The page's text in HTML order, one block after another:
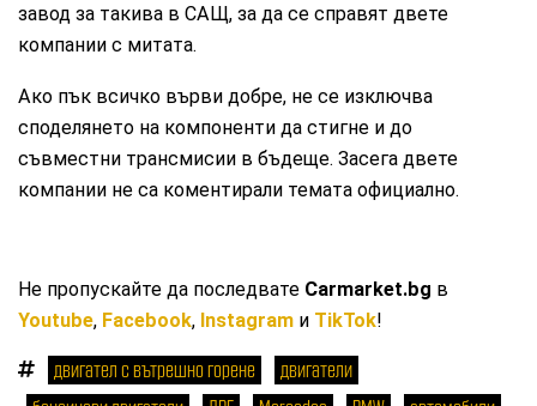
завод за такива в САЩ, за да се справят двете
компании с митата.
Ако пък всичко върви добре, не се изключва
споделянето на компоненти да стигне и до
съвместни трансмисии в бъдеще. Засега двете
компании не са коментирали темата официално.
Не пропускайте да последвате Carmarket.bg в
Youtube, Facebook, Instagram и TikTok!
двигател с вътрешно горене
двигатели